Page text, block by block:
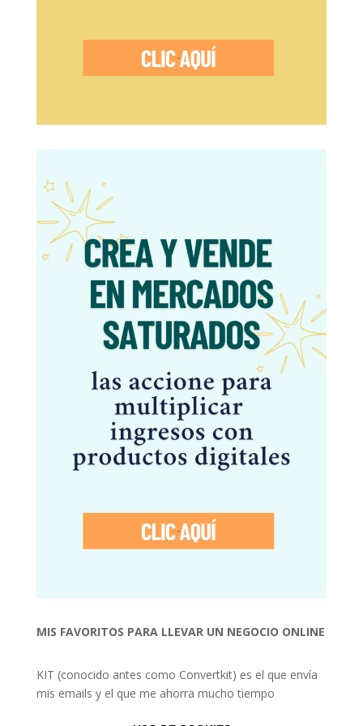
MIS FAVORITOS PARA LLEVAR UN NEGOCIO ONLINE
KIT (conocido antes como Convertkit) es el que envía
mis emails y el que me ahorra mucho tiempo